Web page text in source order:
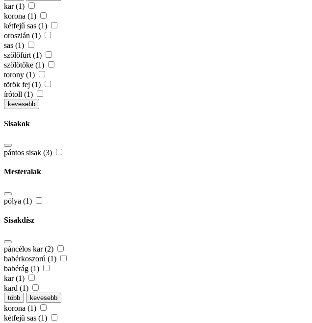
kar (1)
korona (1)
kétfejű sas (1)
oroszlán (1)
sas (1)
szőlőfürt (1)
szőlőtőke (1)
torony (1)
török fej (1)
írótoll (1)
kevesebb
Sisakok
pántos sisak (3)
Mesteralak
pólya (1)
Sisakdísz
páncélos kar (2)
babérkoszorú (1)
babérág (1)
kar (1)
kard (1)
több kevesebb
korona (1)
kétfejű sas (1)